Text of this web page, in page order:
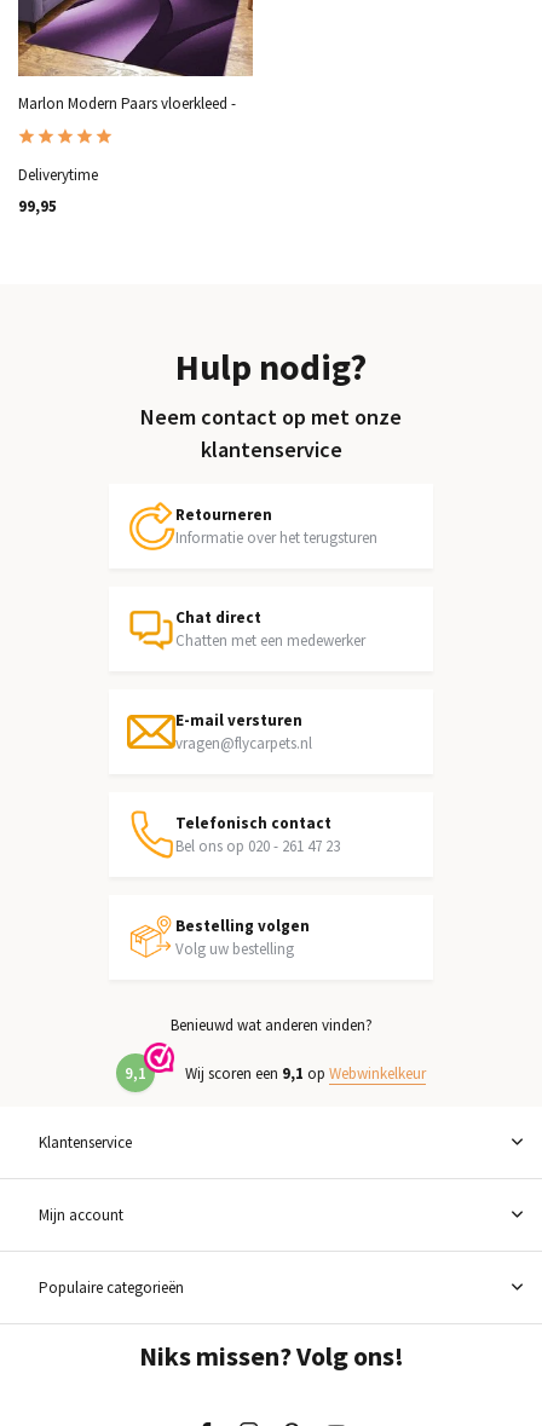
Marlon Modern Paars vloerkleed -
Deliverytime
99,95
Hulp nodig?
Neem contact op met onze
klantenservice
Retourneren
Informatie over het terugsturen
Chat direct
Chatten met een medewerker
E-mail versturen
vragen@flycarpets.nl
Telefonisch contact
Bel ons op 020 - 261 47 23
Bestelling volgen
Volg uw bestelling
Benieuwd wat anderen vinden?
9,1 Wij scoren een 9,1 op Webwinkelkeur
Klantenservice
Mijn account
Populaire categorieën
Niks missen? Volg ons!